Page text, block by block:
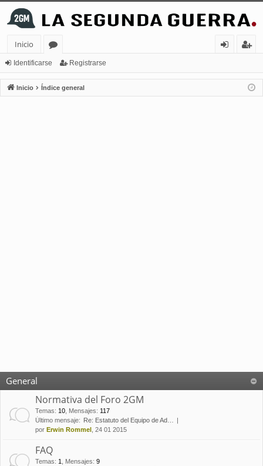
Inicio
or
os
nt
ifi
ist
ra
Identificarse Registrarse
Inicio Índice general
General
Normativa del Foro 2GM
Temas: 10 Mensajes: 117
Último mensaje:
Re: Estatuto del Equipo de Ad…
por Erwin Rommel , 24 01 2015
FAQ
Temas: 1 Mensajes: 9